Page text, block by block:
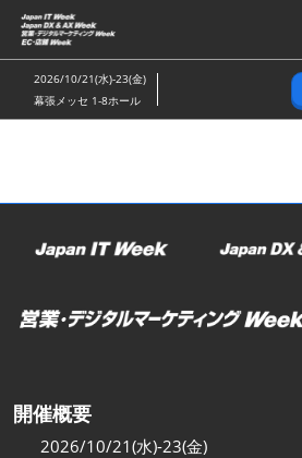
ス
キ
ッ
し
む
2026/10/21(水)-23(金)
幕張メッセ 1-8ホール
開催概要
2026/10/21(水)-23(金)